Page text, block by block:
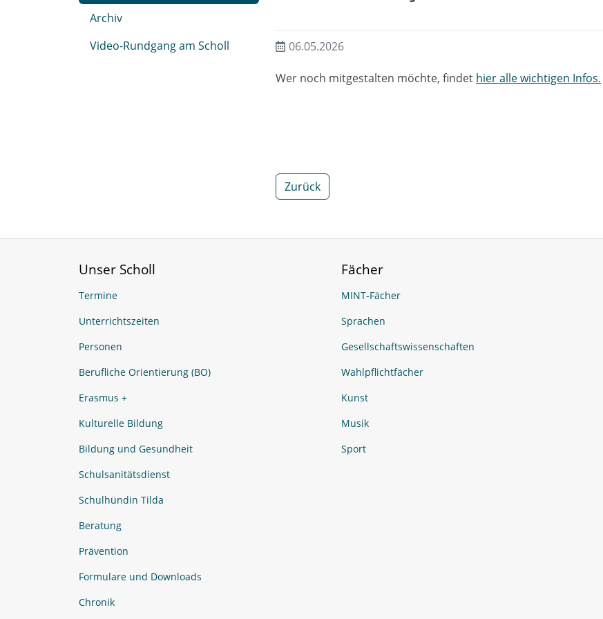
06.05.2026
Wer noch mitgestalten möchte, findet hier alle wichtigen Infos.
Zurück
Archiv
Video-Rundgang am Scholl
Unser Scholl
Termine
Unterrichtszeiten
Personen
Berufliche Orientierung (BO)
Erasmus +
Kulturelle Bildung
Bildung und Gesundheit
Schulsanitätsdienst
Schulhündin Tilda
Beratung
Prävention
Formulare und Downloads
Chronik
Fächer
MINT-Fächer
Sprachen
Gesellschaftswissenschaften
Wahlpflichtfächer
Kunst
Musik
Sport